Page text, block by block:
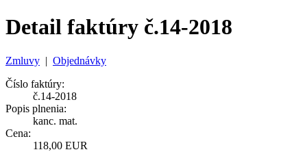
Detail faktúry č.14-2018
Zmluvy | Objednávky
Číslo faktúry:
č.14-2018
Popis plnenia:
kanc. mat.
Cena:
118,00 EUR